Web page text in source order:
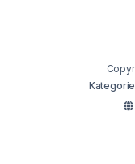
Kategorie